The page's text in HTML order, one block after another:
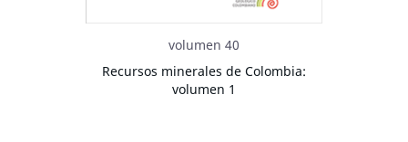
volumen 40
Recursos minerales de Colombia:
volumen 1